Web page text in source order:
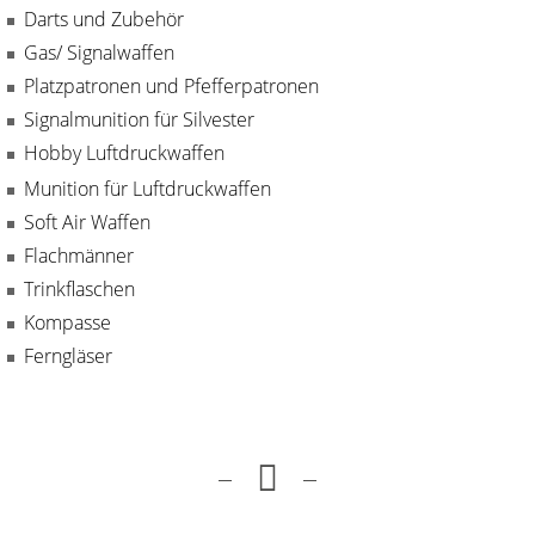
Darts und Zubehör
Gas/ Signalwaffen
Platzpatronen und Pfefferpatronen
Signalmunition für Silvester
Hobby Luftdruckwaffen
Munition für Luftdruckwaffen
Soft Air Waffen
Flachmänner
Trinkflaschen
Kompasse
Ferngläser